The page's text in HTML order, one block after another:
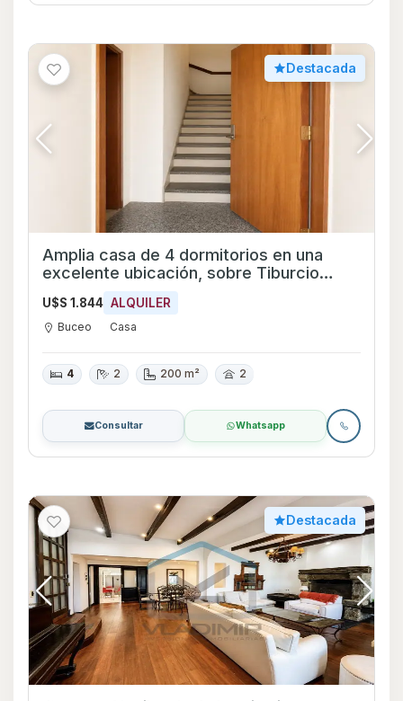
Destacada
Amplia casa de 4 dormitorios en una
excelente ubicación, sobre Tiburcio
Gómez esquina Pedro Bustamante.
U$S 1.844 ALQUILER
Buceo Casa
4 2 200 m² 2
Consultar Whatsapp
Destacada